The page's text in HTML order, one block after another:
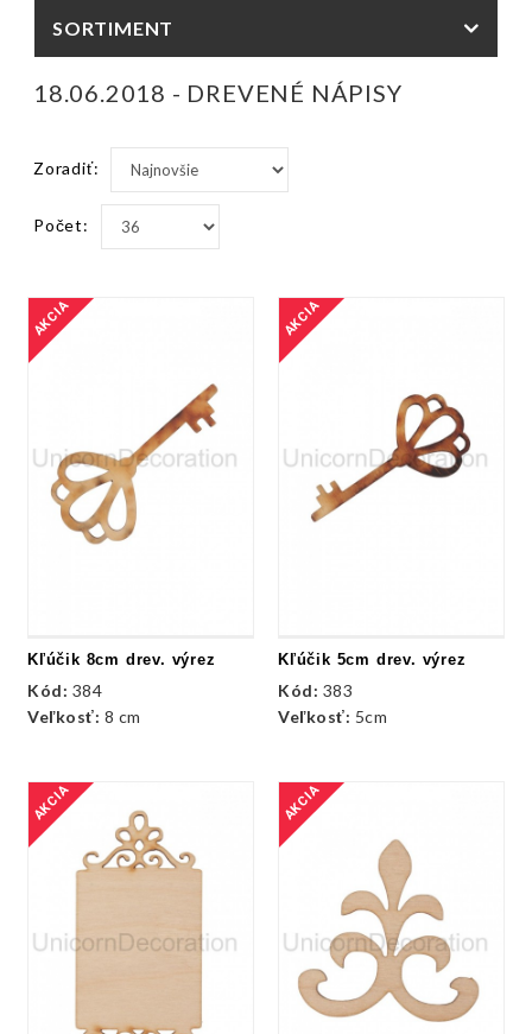
SORTIMENT
18.06.2018 - DREVENÉ NÁPISY
Zoradiť:
Počet:
AKCIA
Kľúčik 8cm drev. výrez
Kód: 384
Veľkosť: 8 cm
AKCIA
Kľúčik 5cm drev. výrez
Kód: 383
Veľkosť: 5cm
AKCIA AKCIA